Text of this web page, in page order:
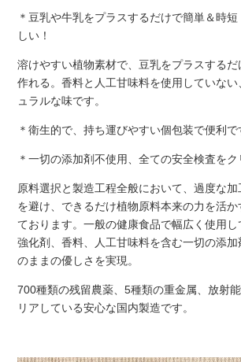
＊豆乳や牛乳をプラスするだけで簡単＆時
しい！
溶けやすい植物素材で、豆乳をプラスするだ
作れる。香料と人工甘味料を使用していな
ュラルな味です。
＊衛生的で、持ち運びやすい個包装で便利で
＊一切の添加剤不使用、全ての安全検査をク
原料選択と製造工程全般において、過度な
を避け、できるだけ植物原料本来の力を活か
ております。一般の健康食品で幅広く使用
強化剤、香料、人工甘味料を含む一切の添
のままの優しさを実現。
700種類の残留農薬、5種類の重金属、放射
リアしている安心な国内製造です。